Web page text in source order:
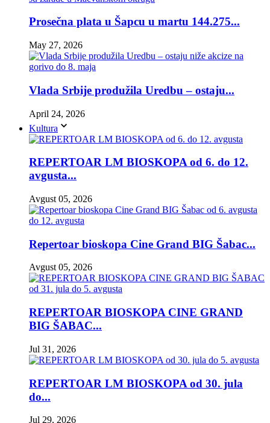
Prosečna plata u Šapcu u martu 144.275...
May 27, 2026
Vlada Srbije produžila Uredbu – ostaju...
April 24, 2026
Kultura
REPERTOAR LM BIOSKOPA od 6. do 12.
avgusta...
Avgust 05, 2026
Repertoar bioskopa Cine Grand BIG Šabac...
Avgust 05, 2026
REPERTOAR BIOSKOPA CINE GRAND
BIG ŠABAC...
Jul 31, 2026
REPERTOAR LM BIOSKOPA od 30. jula
do...
Jul 29, 2026